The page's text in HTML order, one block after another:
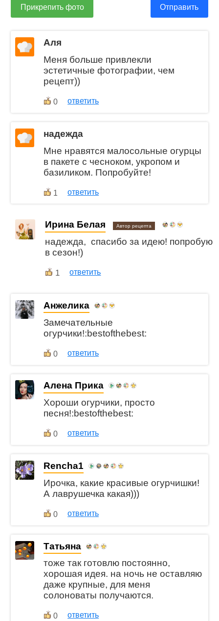
Прикрепить фото Отправить
Аля
Меня больше привлекли
эстетичные фотографии, чем
рецепт))
0 ответить
надежда
Мне нравятся малосольные огурцы
в пакете с чесноком, укропом и
базиликом. Попробуйте!
1 ответить
Ирина Белая Автор рецепта
надежда, спасибо за идею! попробую
в сезон!)
1 ответить
Анжелика
Замечательные
огурчики!:bestofthebest:
0 ответить
Алена Прика
Хороши огурчики, просто
песня!:bestofthebest:
0 ответить
Rencha1
Ирочка, какие красивые огурчишки!
А лаврушечка какая)))
0 ответить
Татьяна
тоже так готовлю постоянно,
хорошая идея. на ночь не оставляю
даже крупные, для меня
солоноваты получаются.
0 ответить